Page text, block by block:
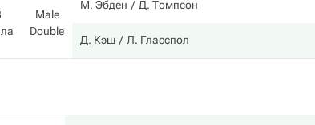
Male
Double
М. Эбден Д. Томпсон
Д. Кэш Л. Гласспол